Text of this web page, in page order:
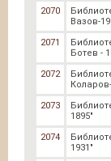
2070
Вазов-
2071
Ботев -
2072
2073
1895"
2074
1931"